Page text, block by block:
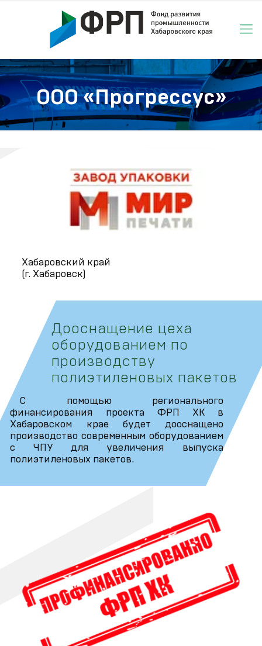
ООО «Прогрессус»
Хабаровский край
(г. Хабаровск)
Дооснащение цеха
оборудованием по
производству
полиэтиленовых пакетов
С помощью регионального
финансирования проекта ФРП ХК в
Хабаровском крае будет дооснащено
производство современным оборудованием
с ЧПУ для увеличения выпуска
полиэтиленовых пакетов.